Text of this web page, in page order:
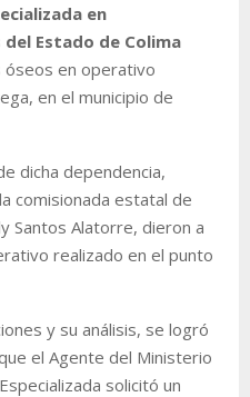
en
Estado de Colima
en operativo
en el municipio de
dicha dependencia,
comisionada estatal de
Santos Alatorre, dieron a
realizado en el punto
y su análisis, se logró
el Agente del Ministerio
solicitó un